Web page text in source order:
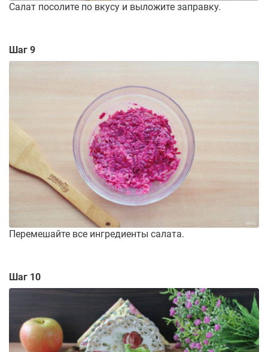
Салат посолите по вкусу и выложите заправку.
Шаг 9
Перемешайте все ингредиенты салата.
Шаг 10